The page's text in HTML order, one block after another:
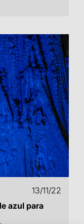
13/11/22
azul para